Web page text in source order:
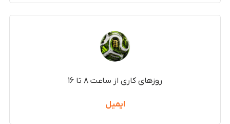
روزهای کاری از ساعت ۸ تا ۱۶
ایمیل